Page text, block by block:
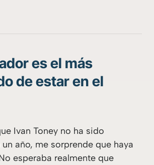
es el más
de estar en el
Ivan Toney no ha sido
año, me sorprende que haya
esperaba realmente que